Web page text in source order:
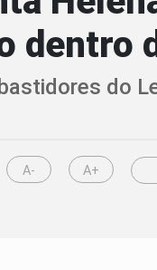
dentro
do
A- A+